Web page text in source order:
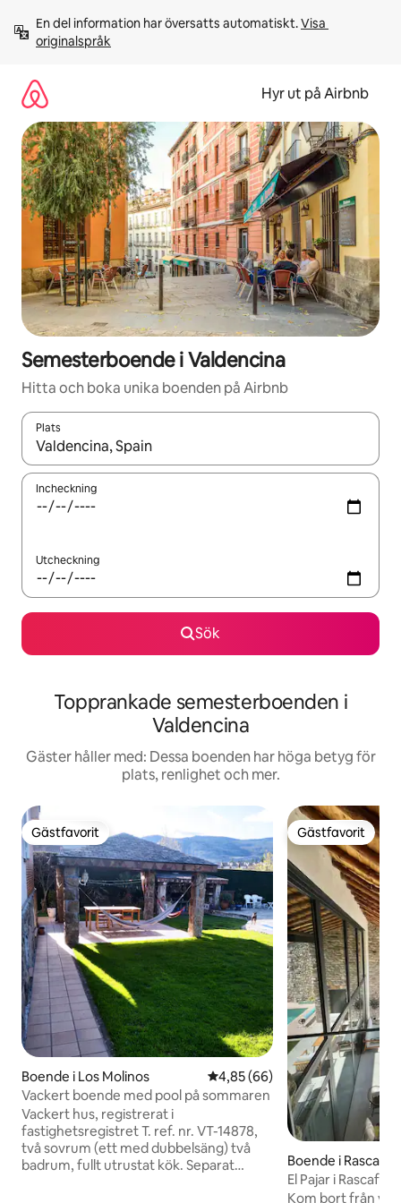
innehåll
En del information har översatts automatiskt. Visa
originalspråk
Hyr ut på Airbnb
Semesterboende i Valdencina
Hitta och boka unika boenden på Airbnb
Plats
När resultaten är tillgängliga kan du navigera med upp- och
Incheckning
Utcheckning
Sök
Topprankade semesterboenden i
Valdencina
Gäster håller med: Dessa boenden har höga betyg för
plats, renlighet och mer.
Gästfavorit
Gästfavorit
Boende i Los Molinos 4,85 av 5 i genomsnittligt
4,85 (66)
Vackert boende med pool på sommaren
Vackert hus, registrerat i
fastighetsregistret T. ref. nr. VT-14878,
två sovrum (ett med dubbelsäng) två
badrum, fullt utrustat kök. Separat
Gästfavorit
Gästfavorit
Boende i Rascafría
El Pajar i Rascafria
Kom bort från